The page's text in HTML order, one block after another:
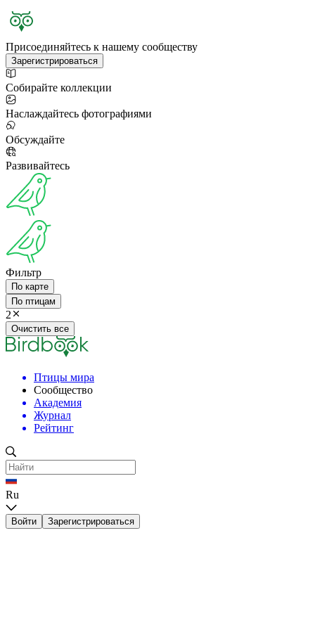
Присоединяйтесь к нашему сообществу
Зарегистрироваться
Собирайте коллекции
Наслаждайтесь фотографиями
Обсуждайте
Развивайтесь
Фильтр
По карте
По птицам
2
Очистить все
Птицы мира
Сообщество
Академия
Журнал
Рейтинг
Ru
Войти Зарегистрироваться